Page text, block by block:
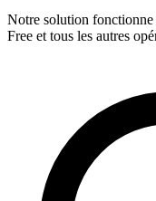
Notre solution
Free et tous les autres